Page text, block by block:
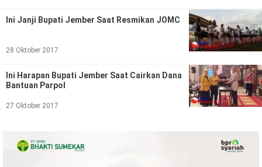
Ini Janji Bupati Jember Saat Resmikan JOMC
28 Oktober 2017
Ini Harapan Bupati Jember Saat Cairkan Dana
Bantuan Parpol
27 Oktober 2017